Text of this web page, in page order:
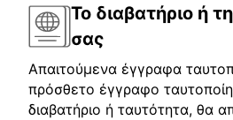
Το διαβατήριο ή
σας
Απαιτούμενα έγγραφα
πρόσθετο έγγραφο
διαβατήριο ή ταυτότητα, θα